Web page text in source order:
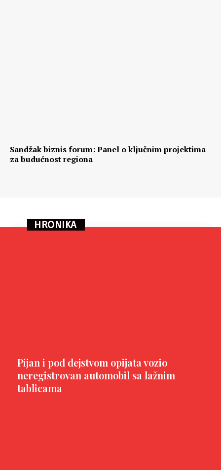
Sandžak biznis forum: Panel o ključnim projektima
za budućnost regiona
Pijan i pod dejstvom opijata vozio
neregistrovan automobil sa lažnim
tablicama
HRONIKA